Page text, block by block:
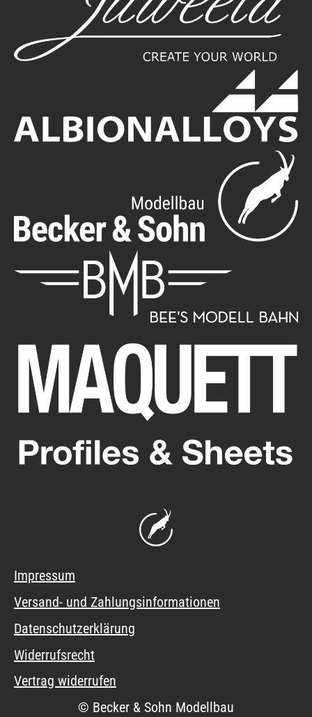
Impressum
Versand- und Zahlungsinformationen
Datenschutzerklärung
Widerrufsrecht
Vertrag widerrufen
© Becker & Sohn Modellbau